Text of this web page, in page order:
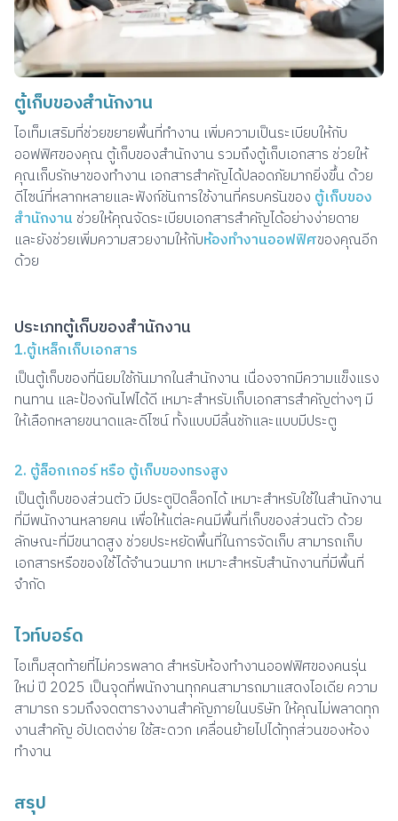
ตู้เก็บของสำนักงาน
ไอเท็มเสริมที่ช่วยขยายพื้นที่ทำงาน เพิ่มความเป็นระเบียบให้กับ
ออฟฟิศของคุณ ตู้เก็บของสำนักงาน รวมถึงตู้เก็บเอกสาร ช่วยให้
คุณเก็บรักษาของทำงาน เอกสารสำคัญได้ปลอดภัยมากยิ่งขึ้น ด้วย
ดีไซน์ที่หลากหลายและฟังก์ชันการใช้งานที่ครบครันของ ตู้เก็บของ
สำนักงาน ช่วยให้คุณจัดระเบียบเอกสารสำคัญได้อย่างง่ายดาย
และยังช่วยเพิ่มความสวยงามให้กับห้องทำงานออฟฟิศของคุณอีก
ด้วย
ประเภทตู้เก็บของสำนักงาน
1.ตู้เหล็กเก็บเอกสาร
เป็นตู้เก็บของที่นิยมใช้กันมากในสำนักงาน เนื่องจากมีความแข็งแรง
ทนทาน และป้องกันไฟได้ดี เหมาะสำหรับเก็บเอกสารสำคัญต่างๆ มี
ให้เลือกหลายขนาดและดีไซน์ ทั้งแบบมีลิ้นชักและแบบมีประตู
2. ตู้ล็อกเกอร์ หรือ ตู้เก็บของทรงสูง
เป็นตู้เก็บของส่วนตัว มีประตูปิดล็อกได้ เหมาะสำหรับใช้ในสำนักงาน
ที่มีพนักงานหลายคน เพื่อให้แต่ละคนมีพื้นที่เก็บของส่วนตัว ด้วย
ลักษณะที่มีขนาดสูง ช่วยประหยัดพื้นที่ในการจัดเก็บ สามารถเก็บ
เอกสารหรือของใช้ได้จำนวนมาก เหมาะสำหรับสำนักงานที่มีพื้นที่
จำกัด
ไวท์บอร์ด
ไอเท็มสุดท้ายที่ไม่ควรพลาด สำหรับห้องทำงานออฟฟิศของคนรุ่น
ใหม่ ปี 2025 เป็นจุดที่พนักงานทุกคนสามารถมาแสดงไอเดีย ความ
สามารถ รวมถึงจดตารางงานสำคัญภายในบริษัท ให้คุณไม่พลาดทุก
งานสำคัญ อัปเดตง่าย ใช้สะดวก เคลื่อนย้ายไปได้ทุกส่วนของห้อง
ทำงาน
สรุป